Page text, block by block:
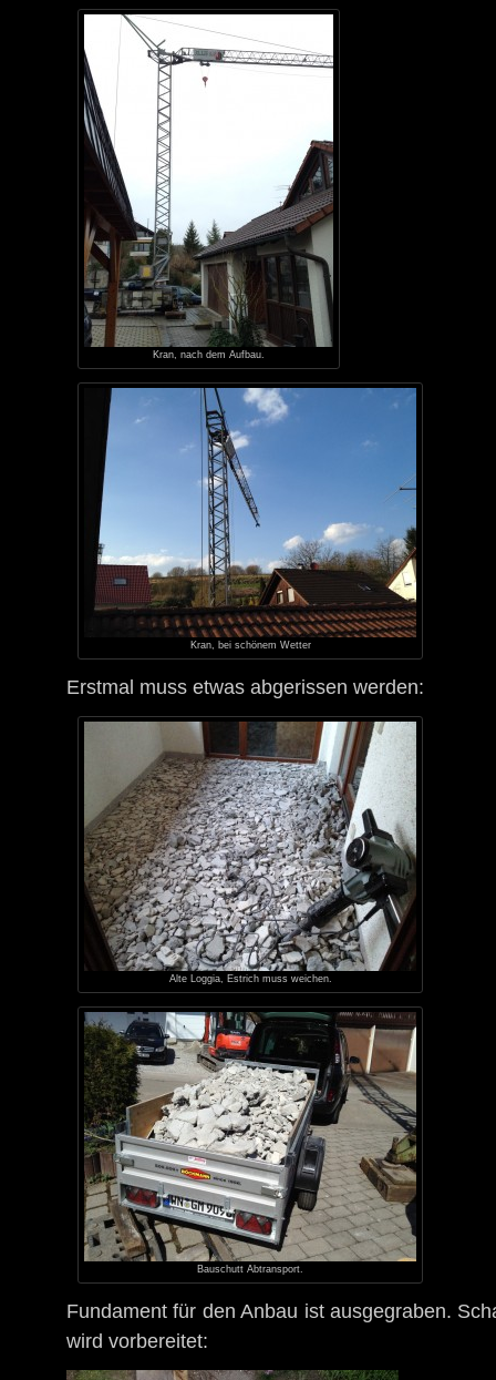
Kran, nach dem Aufbau.
Kran, bei schönem Wetter
Erstmal muss etwas abgerissen werden:
Alte Loggia, Estrich muss weichen.
Bauschutt Abtransport.
Fundament für den Anbau ist ausgegraben.
wird vorbereitet: